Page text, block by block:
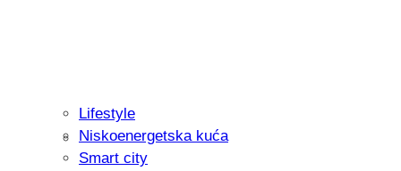
Isprobali smo: Thermostar
Lifestyle
Niskoenergetska kuća
Smart city